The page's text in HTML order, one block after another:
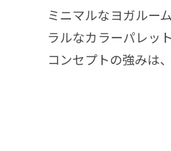
ミニマルなヨガルー
ラルなカラーパレッ
コンセプトの強みは